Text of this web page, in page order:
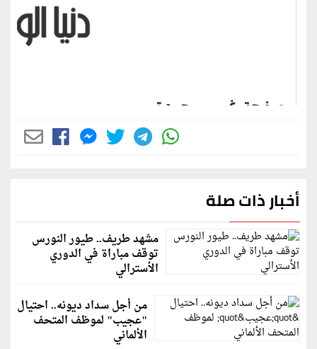
أخبار ذات صلة
مشهد طريف.. طيور النورس
توقف مباراة في الدوري
الأسترالي
من أجل سداد ديونه.. احتيال
"عجيب" لموظف المتحف
الألماني